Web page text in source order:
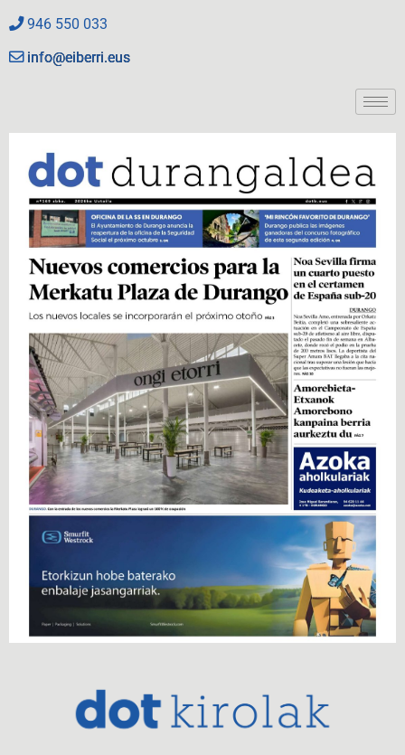
946 550 033
info@eiberri.eus